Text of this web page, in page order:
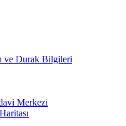
ve Durak Bilgileri
Merkezi